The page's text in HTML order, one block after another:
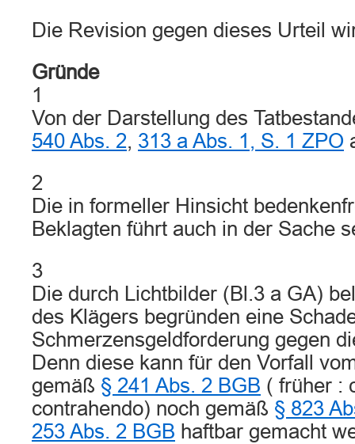
Die Revision gegen dieses Urteil
Gründe
1
Von der Darstellung des
540 Abs. 2, 313 a Abs. 1, S. 1 ZPO
2
Die in formeller Hinsicht
Beklagten führt auch in der Sache
3
Die durch Lichtbilder (Bl.3 a GA)
des Klägers begründen eine
Schmerzensgeldforderung gegen
Denn diese kann für den Vorfall
gemäß § 241 Abs. 2 BGB ( früher :
contrahendo) noch gemäß § 823
253 Abs. 2 BGB haftbar gemacht